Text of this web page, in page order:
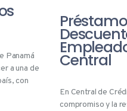
Panamá
a una de
con
Central
En Central de
compromiso y la